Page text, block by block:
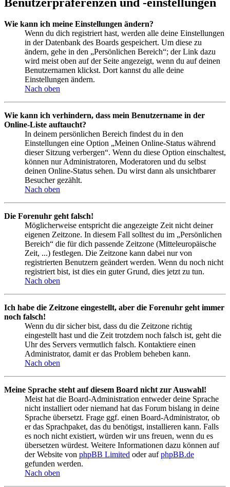
Wie kann ich meine Einstellungen ändern?
Wenn du dich registriert hast, werden alle deine Einstellungen
in der Datenbank des Boards gespeichert. Um diese zu
ändern, gehe in den „Persönlichen Bereich“; der Link dazu
wird meist oben auf der Seite angezeigt, wenn du auf deinen
Benutzernamen klickst. Dort kannst du alle deine
Einstellungen ändern.
Nach oben
Wie kann ich verhindern, dass mein Benutzername in der
Online-Liste auftaucht?
In deinem persönlichen Bereich findest du in den
Einstellungen eine Option „Meinen Online-Status während
dieser Sitzung verbergen“. Wenn du diese Option einschaltest,
können nur Administratoren, Moderatoren und du selbst
deinen Online-Status sehen. Du wirst dann als unsichtbarer
Besucher gezählt.
Nach oben
Die Forenuhr geht falsch!
Möglicherweise entspricht die angezeigte Zeit nicht deiner
eigenen Zeitzone. In diesem Fall solltest du im „Persönlichen
Bereich“ die für dich passende Zeitzone (Mitteleuropäische
Zeit, ...) festlegen. Die Zeitzone kann dabei nur von
registrierten Benutzern geändert werden. Wenn du noch nicht
registriert bist, ist dies ein guter Grund, dies jetzt zu tun.
Nach oben
Ich habe die Zeitzone eingestellt, aber die Forenuhr geht immer
noch falsch!
Wenn du dir sicher bist, dass du die Zeitzone richtig
eingestellt hast und die Zeit trotzdem noch falsch ist, geht die
Uhr des Servers vermutlich falsch. Kontaktiere einen
Administrator, damit er das Problem beheben kann.
Nach oben
Meine Sprache steht auf diesem Board nicht zur Auswahl!
Meist hat die Board-Administration entweder deine Sprache
nicht installiert oder niemand hat das Forum bislang in deine
Sprache übersetzt. Frage ggf. einen Board-Administrator, ob
er das Sprachpaket, das du benötigst, installieren kann. Falls
es noch nicht existiert, würden wir uns freuen, wenn du es
übersetzen würdest. Weitere Informationen dazu können auf
der Website von phpBB Limited oder aufphpBB.de
gefunden werden.
Nach oben